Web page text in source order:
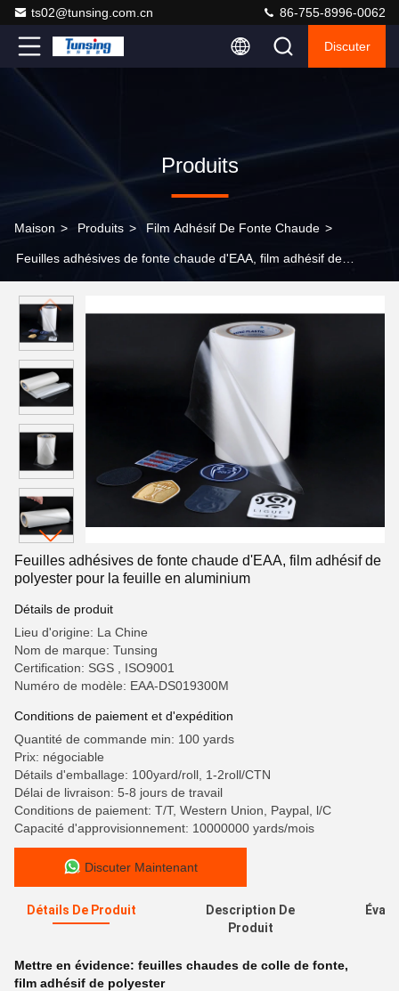
ts02@tunsing.com.cn 86-755-8996-0062
Discuter
Produits
Maison > Produits > Film Adhésif De Fonte Chaude >
Feuilles adhésives de fonte chaude d'EAA, film adhésif de
Feuilles adhésives de fonte chaude d'EAA, film adhésif de
polyester pour la feuille en aluminium
Détails de produit
Lieu d'origine: La Chine
Nom de marque: Tunsing
Certification: SGS , ISO9001
Numéro de modèle: EAA-DS019300M
Conditions de paiement et d'expédition
Quantité de commande min: 100 yards
Prix: négociable
Détails d'emballage: 100yard/roll, 1-2roll/CTN
Délai de livraison: 5-8 jours de travail
Conditions de paiement: T/T, Western Union, Paypal, l/C
Capacité d'approvisionnement: 10000000 yards/mois
Discuter Maintenant
Détails De Produit
Description De
Produit
Mettre en évidence: feuilles chaudes de colle de fonte,
film adhésif de polyester